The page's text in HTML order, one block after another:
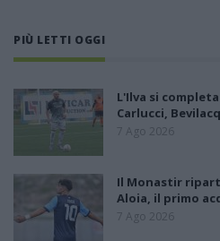
PIÙ LETTI OGGI
L'Ilva si
Carlucci,
7 Ago 2026
Il Monastir
Aloia, il primo
7 Ago 2026